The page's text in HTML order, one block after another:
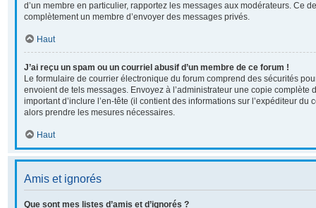
d’un membre en particulier, rapportez les messages aux modérateurs. Ce
complètement un membre d’envoyer des messages privés.
Haut
J’ai reçu un spam ou un courriel abusif d’un membre de ce forum !
Le formulaire de courrier électronique du forum comprend des sécurités
envoient de tels messages. Envoyez à l’administrateur une copie complète
important d’inclure l’en-tête (il contient des informations sur l’expéditeur du
alors prendre les mesures nécessaires.
Haut
Amis et ignorés
Que sont mes listes d’amis et d’ignorés ?